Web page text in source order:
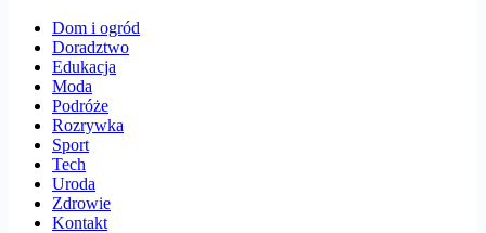
Dom i ogród
Doradztwo
Edukacja
Moda
Podróże
Rozrywka
Sport
Tech
Uroda
Zdrowie
Kontakt